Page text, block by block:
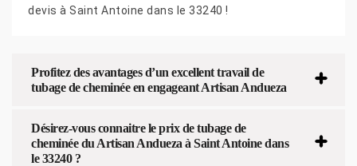
devis à Saint Antoine dans le 33240 !
Profitez des avantages d’un excellent travail de
tubage de cheminée en engageant Artisan Andueza
Désirez-vous connaitre le prix de tubage de
cheminée du Artisan Andueza à Saint Antoine dans
le 33240 ?